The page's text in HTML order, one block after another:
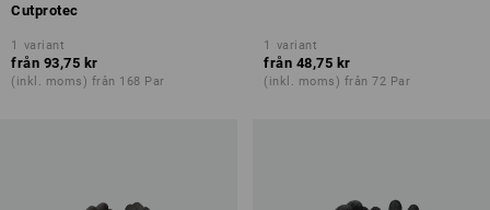
Cutprotec
1 variant
från 93,75 kr
(inkl. moms) från 168 Par
1 variant
från 48,75 kr
(inkl. moms) från 72 Par